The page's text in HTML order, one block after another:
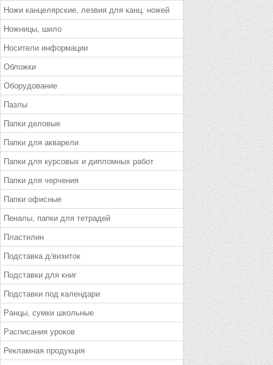
Ножи канцелярские, лезвия для канц. ножей
Ножницы, шило
Носители информации
Обложки
Оборудование
Пазлы
Папки деловые
Папки для акварели
Папки для курсовых и дипломных работ
Папки для черчения
Папки офисные
Пеналы, папки для тетрадей
Пластилин
Подставка д/визиток
Подставки для книг
Подставки под календари
Ранцы, сумки школьные
Расписания уроков
Рекламная продукция